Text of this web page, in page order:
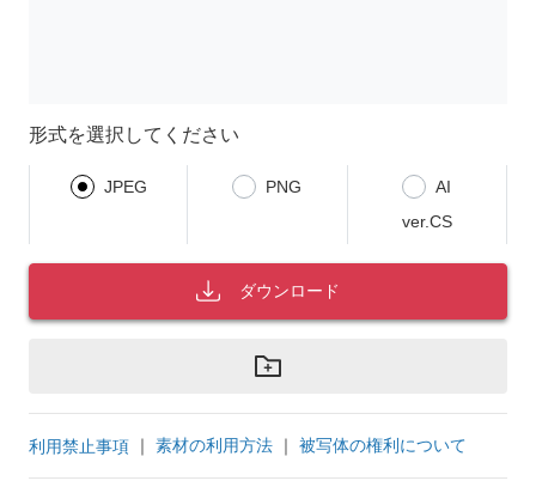
形式を選択してください
JPEG PNG
AI
ver.CS
ダウンロード
利用禁止事項 ｜ 素材の利用方法 ｜ 被写体の権利について